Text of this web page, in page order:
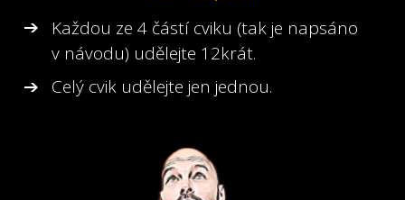
Každou ze 4 částí cviku (tak je napsáno
v návodu) udělejte 12krát.
Celý cvik udělejte jen jednou.